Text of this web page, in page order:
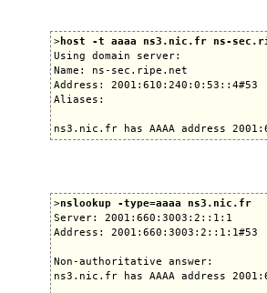
>host -t aaaa ns3.nic.fr ns-
Using domain server:
Name: ns-sec.ripe.net
Address: 2001:610:240:0:53::4#53
Aliases:
>nslookup -type=aaaa ns3.nic.fr
Server: 2001:660:3003:2::1:1
Address: 2001:660:3003:2::1:1#53
Non-authoritative answer:
ns3.nic.fr has AAAA address